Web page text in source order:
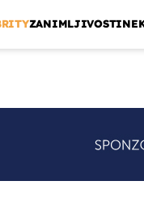
ZANIMLJIVOSTI